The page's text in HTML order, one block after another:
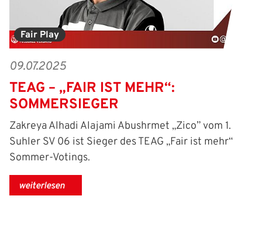
Fair Play
09.07.2025
TEAG – „FAIR IST MEHR“:
SOMMERSIEGER
Zakreya Alhadi Alajami Abushrmet „Zico” vom 1.
Suhler SV 06 ist Sieger des TEAG „Fair ist mehr“
Sommer-Votings.
weiterlesen